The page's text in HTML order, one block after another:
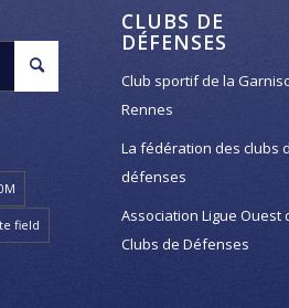
field
CLUBS DE
DÉFENSES
Club sportif de la
Rennes
La fédération des clubs
défenses
Association Ligue Ouest
Clubs de Défenses